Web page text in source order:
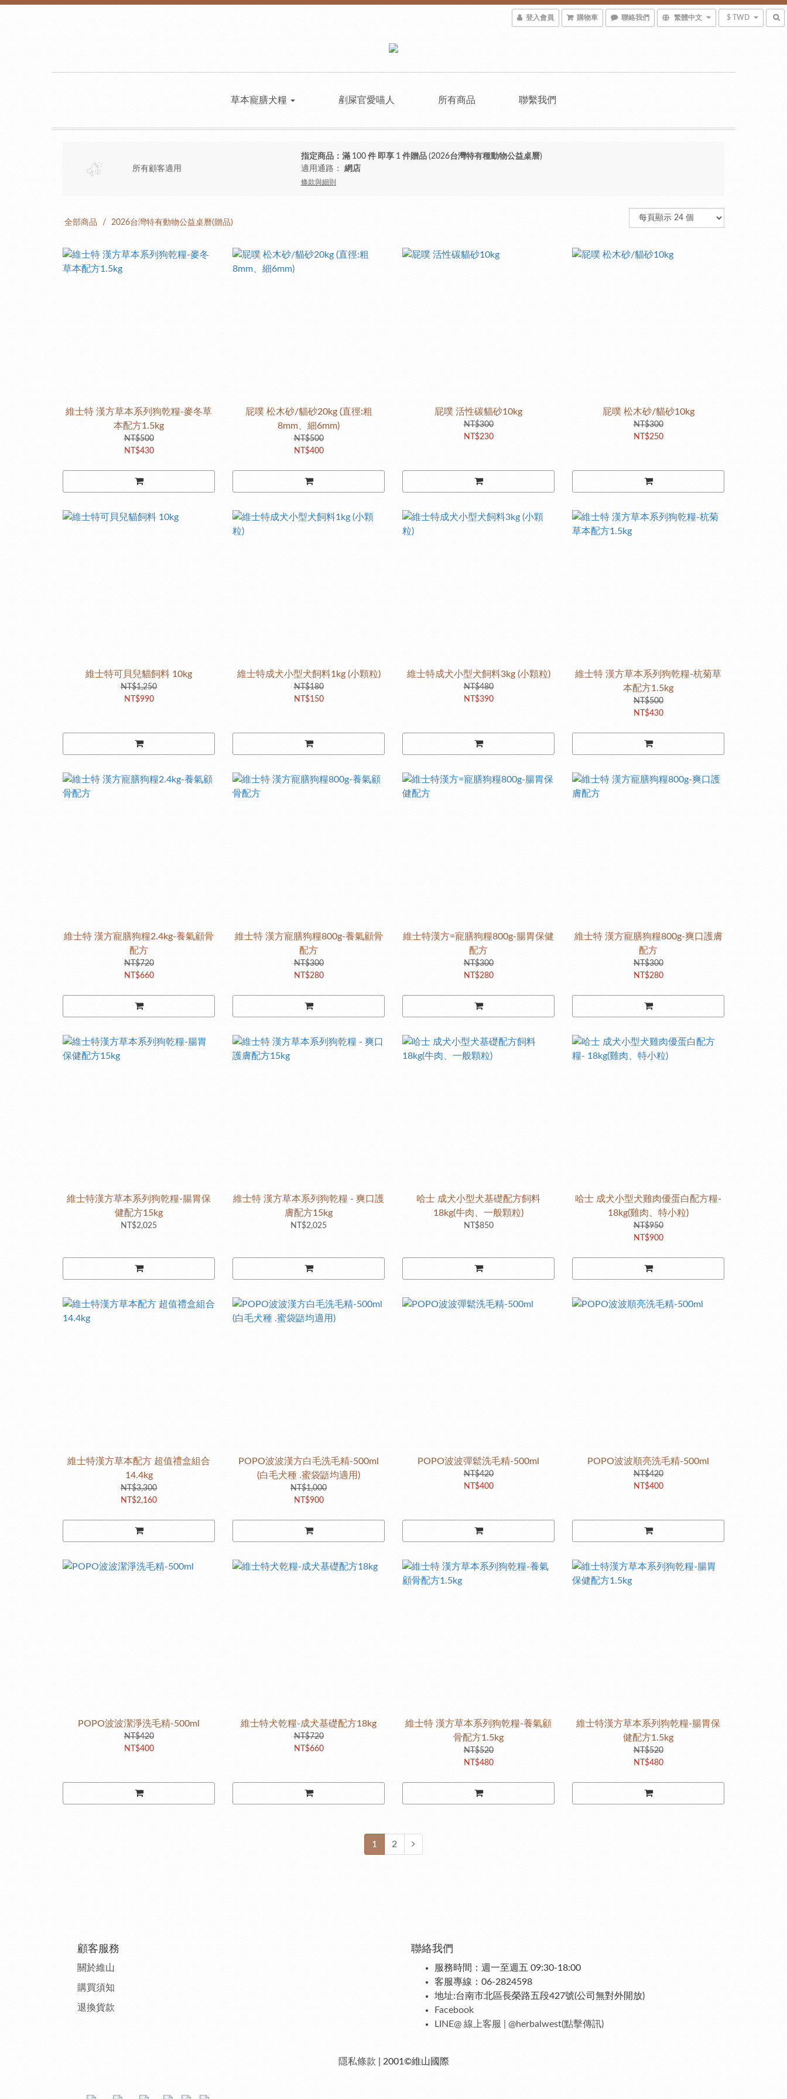
登入會員 購物車 聯絡我們 繁體中文 $ TWD
草本寵膳犬糧 剷屎官愛喵人 所有商品 聯繫我們
所有顧客適用
指定商品：滿 100 件 即享 1 件贈品 (2026台灣特有種動物公益桌曆)
適用通路： 網店
條款與細則
全部商品 2026台灣特有動物公益桌曆(贈品)
維士特 漢方草本系列狗乾糧-麥冬草
本配方1.5kg
NT$500
NT$430
屁噗 松木砂/貓砂20kg (直徑:粗
8mm、細6mm)
NT$500
NT$400
屁噗 活性碳貓砂10kg
NT$300
NT$230
屁噗 松木砂/貓砂10kg
NT$300
NT$250
維士特可貝兒貓飼料 10kg
NT$1,250
NT$990
維士特成犬小型犬飼料1kg (小顆粒)
NT$180
NT$150
維士特成犬小型犬飼料3kg (小顆粒)
NT$480
NT$390
維士特 漢方草本系列狗乾糧-杭菊草
本配方1.5kg
NT$500
NT$430
維士特 漢方寵膳狗糧2.4kg-養氣顧骨
配方
NT$720
NT$660
維士特 漢方寵膳狗糧800g-養氣顧骨
配方
NT$300
NT$280
維士特漢方=寵膳狗糧800g-腸胃保健
配方
NT$300
NT$280
維士特 漢方寵膳狗糧800g-爽口護膚
配方
NT$300
NT$280
維士特漢方草本系列狗乾糧-腸胃保
健配方15kg
NT$2,025
維士特 漢方草本系列狗乾糧 - 爽口護
膚配方15kg
NT$2,025
哈士 成犬小型犬基礎配方飼料
18kg(牛肉、一般顆粒)
NT$850
哈士 成犬小型犬雞肉優蛋白配方糧-
18kg(雞肉、特小粒)
NT$950
NT$900
維士特漢方草本配方 超值禮盒組合
14.4kg
NT$3,300
NT$2,160
POPO波波漢方白毛洗毛精-500ml
(白毛犬種 .蜜袋鼯均適用)
NT$1,000
NT$900
POPO波波彈鬆洗毛精-500ml
NT$420
NT$400
POPO波波順亮洗毛精-500ml
NT$420
NT$400
POPO波波潔淨洗毛精-500ml
NT$420
NT$400
維士特犬乾糧-成犬基礎配方18kg
NT$720
NT$660
維士特 漢方草本系列狗乾糧-養氣顧
骨配方1.5kg
NT$520
NT$480
維士特漢方草本系列狗乾糧-腸胃保
健配方1.5kg
NT$520
NT$480
1 2
顧客服務
關於維山
購買須知
退換貨款
聯絡我們
服務時間：週一至週五 09:30-18:00
客服專線：06-2824598
地址:台南市北區長榮路五段427號(公司無對外開放)
Facebook
LINE@ 線上客服 | @herbalwest(點擊傳訊)
隱私條款 | 2001©維山國際